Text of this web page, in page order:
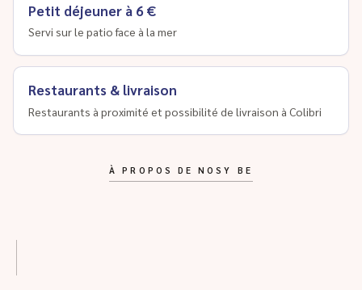
Petit déjeuner à 6 €
Servi sur le patio face à la mer
Restaurants & livraison
Restaurants à proximité et possibilité de livraison à Colibri
À PROPOS DE NOSY BE